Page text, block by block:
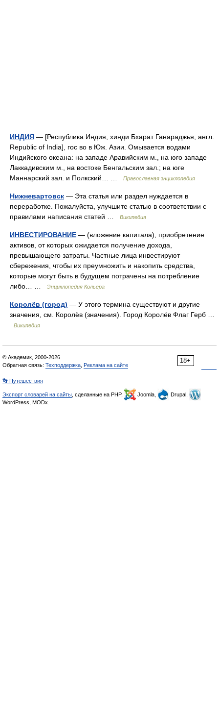
ИНДИЯ — [Республика Индия; хинди Бхарат Ганараджья; англ.
Republic of India], гос во в Юж. Азии. Омывается водами
Индийского океана: на западе Аравийским м., на юго западе
Лаккадивским м., на востоке Бенгальским зал.; на юге
Маннарский зал. и Полкский… …
Православная энциклопедия
Нижневартовск — Эта статья или раздел нуждается в
переработке. Пожалуйста, улучшите статью в соответствии с
правилами написания статей …
Википедия
ИНВЕСТИРОВАНИЕ — (вложение капитала), приобретение
активов, от которых ожидается получение дохода,
превышающего затраты. Частные лица инвестируют
сбережения, чтобы их преумножить и накопить средства,
которые могут быть в будущем потрачены на потребление
либо… …
Энциклопедия Кольера
Королёв (город) — У этого термина существуют и другие
значения, см. Королёв (значения). Город Королёв Флаг Герб …
Википедия
18+
© Академик, 2000-2026
Обратная связь: Техподдержка Реклама на сайте
👣 Путешествия
Экспорт словарей на сайты , сделанные на PHP, Joomla,
Drupal,
WordPress, MODx.